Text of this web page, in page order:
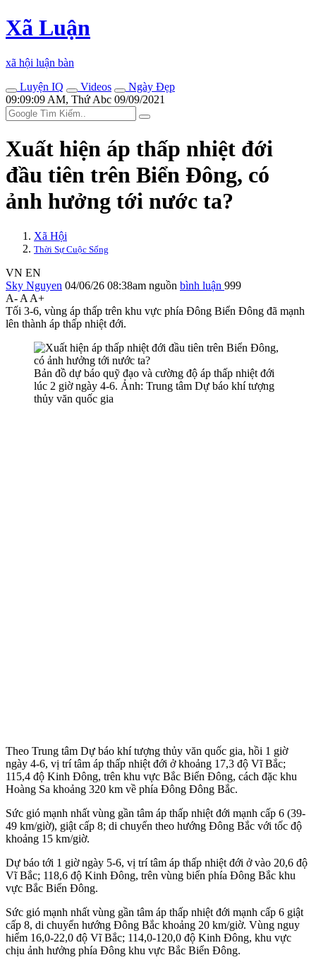
Xã Luận
xã hội luận bàn
Luyện IQ
Videos
Ngày Đẹp
09:09:09 AM, Thứ Abc 09/09/2021
Xuất hiện áp thấp nhiệt đới
đầu tiên trên Biển Đông, có
ảnh hưởng tới nước ta?
Xã Hội
Thời Sự Cuộc Sống
VN EN
Sky Nguyen 04/06/26 08:38am nguồn bình luận 999
A- A A+
Tối 3-6, vùng áp thấp trên khu vực phía Đông Biển Đông đã mạnh
lên thành áp thấp nhiệt đới.
Bản đồ dự báo quỹ đạo và cường độ áp thấp nhiệt đới
lúc 2 giờ ngày 4-6. Ảnh: Trung tâm Dự báo khí tượng
thủy văn quốc gia
Theo Trung tâm Dự báo khí tượng thủy văn quốc gia, hồi 1 giờ
ngày 4-6, vị trí tâm áp thấp nhiệt đới ở khoảng 17,3 độ Vĩ Bắc;
115,4 độ Kinh Đông, trên khu vực Bắc Biển Đông, cách đặc khu
Hoàng Sa khoảng 320 km về phía Đông Đông Bắc.
Sức gió mạnh nhất vùng gần tâm áp thấp nhiệt đới mạnh cấp 6 (39-
49 km/giờ), giật cấp 8; di chuyển theo hướng Đông Bắc với tốc độ
khoảng 15 km/giờ.
Dự báo tới 1 giờ ngày 5-6, vị trí tâm áp thấp nhiệt đới ở vào 20,6 độ
Vĩ Bắc; 118,6 độ Kinh Đông, trên vùng biển phía Đông Bắc khu
vực Bắc Biển Đông.
Sức gió mạnh nhất vùng gần tâm áp thấp nhiệt đới mạnh cấp 6 giật
cấp 8, di chuyển hướng Đông Bắc khoảng 20 km/giờ. Vùng nguy
hiểm 16,0-22,0 độ Vĩ Bắc; 114,0-120,0 độ Kinh Đông, khu vực
chịu ảnh hưởng phía Đông khu vực Bắc Biển Đông.